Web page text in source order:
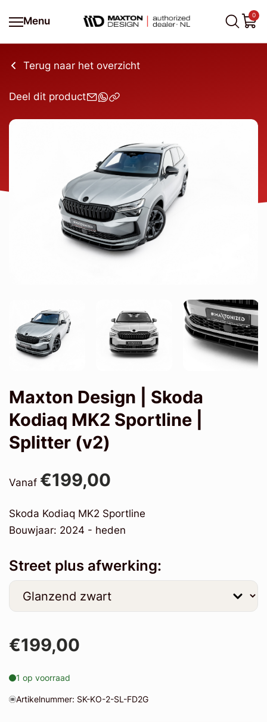
Menu
0
Terug naar het overzicht
Deel dit product
Maxton Design | Skoda
Kodiaq MK2 Sportline |
Splitter (v2)
Vanaf €199,00
Skoda Kodiaq MK2 Sportline
Bouwjaar: 2024 - heden
Street plus afwerking:
€199,00
1 op voorraad
Artikelnummer: SK-KO-2-SL-FD2G